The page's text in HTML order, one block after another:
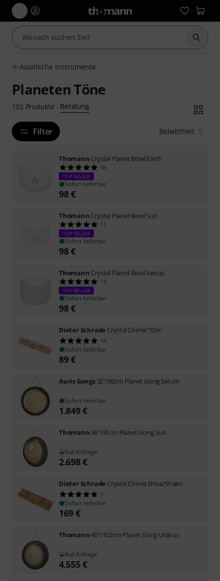
Suche
Asiatische Instrumente
Planeten Töne
102 Produkte · Beratung
Filter Beliebtheit
Thomann Crystal Planet Bowl Earth
38
TOP-SELLER
Sofort lieferbar
98€
Thomann Crystal Planet Bowl Sun
11
TOP-SELLER
Sofort lieferbar
98€
Thomann Crystal Planet Bowl Venus
14
TOP-SELLER
Sofort lieferbar
98€
Dieter Schrade Crystal Chime "Om"
14
Sofort lieferbar
89€
Auris Gongs 32"/80cm Planet Gong Saturn
Sofort lieferbar
1.849€
Thomann 36"/91cm Planet Gong Sun
Auf Anfrage
2.698€
Dieter Schrade Crystal Chime Shiva/Shakti
5
Sofort lieferbar
169 €
Thomann40"/102cm Planet Gong Uranus
Auf Anfrage
4.555€